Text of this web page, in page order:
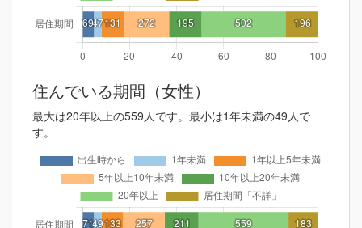
住んでいる期間（女性）
最大は20年以上の559人です。最小は1年未満の49人で
す。